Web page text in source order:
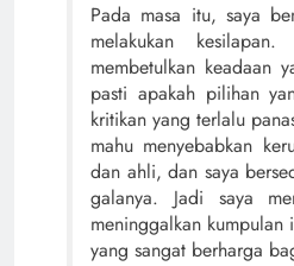
Pada masa itu, saya
melakukan
membetulkan keadaan
pasti apakah pilihan
kritikan yang terlalu
mahu menyebabkan
dan ahli, dan saya
galanya. Jadi saya
meninggalkan kumpulan
yang sangat berharga